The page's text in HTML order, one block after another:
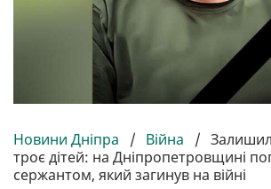
Новини Дніпра / Війна /
троє дітей: на Дніпропетровщині
сержантом, який загинув на війні